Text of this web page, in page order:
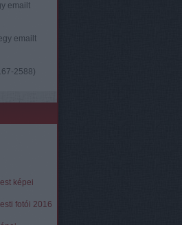
emailt
emailt
2588)
képei
fotói 2016